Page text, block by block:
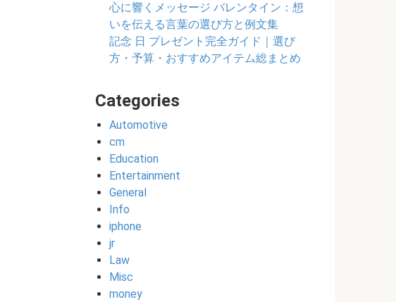
心に響くメッセージ バレンタイン：想
いを伝える言葉の選び方と例文集
記念 日 プレゼント完全ガイド｜選び
方・予算・おすすめアイテム総まとめ
Categories
Automotive
cm
Education
Entertainment
General
Info
iphone
jr
Law
Misc
money